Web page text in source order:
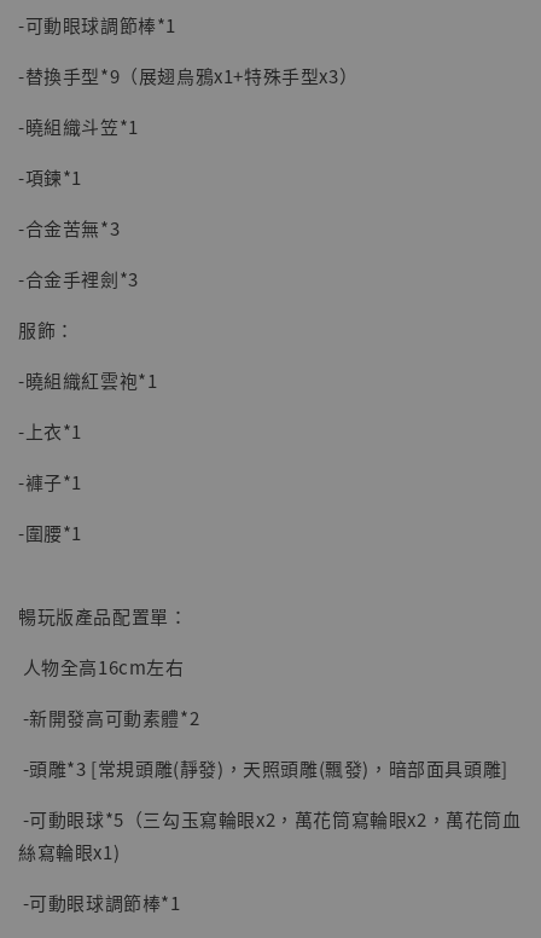
NT$ 1,870
-可動眼球調節棒*1
-替換手型*9（展翅烏鴉x1+特殊手型x3）
-曉組織斗笠*1
-項鍊*1
-合金苦無*3
-合金手裡劍*3
服飾：
-曉組織紅雲袍*1
-上衣*1
-褲子*1
-圍腰*1
暢玩版產品配置單：
人物全高16cm左右
-新開發高可動素體*2
-頭雕*3 [常規頭雕(靜發)，天照頭雕(飄發)，暗部面具頭雕]
-可動眼球*5（三勾玉寫輪眼x2，萬花筒寫輪眼x2，萬花筒血
絲寫輪眼x1)
-可動眼球調節棒*1